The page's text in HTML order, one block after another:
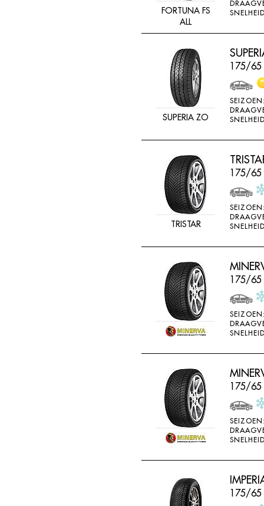
FORTUNA FS
ALL
SUPERIA ZO
175/65
TRISTAR
175/65
175/65
175/65
175/65